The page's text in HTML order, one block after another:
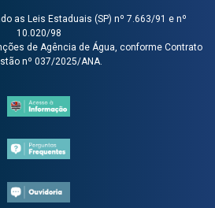
as Leis Estaduais (SP) nº 7.663/91 e nº
10.020/98
de Agência de Água, conforme Contrato
nº 037/2025/ANA.